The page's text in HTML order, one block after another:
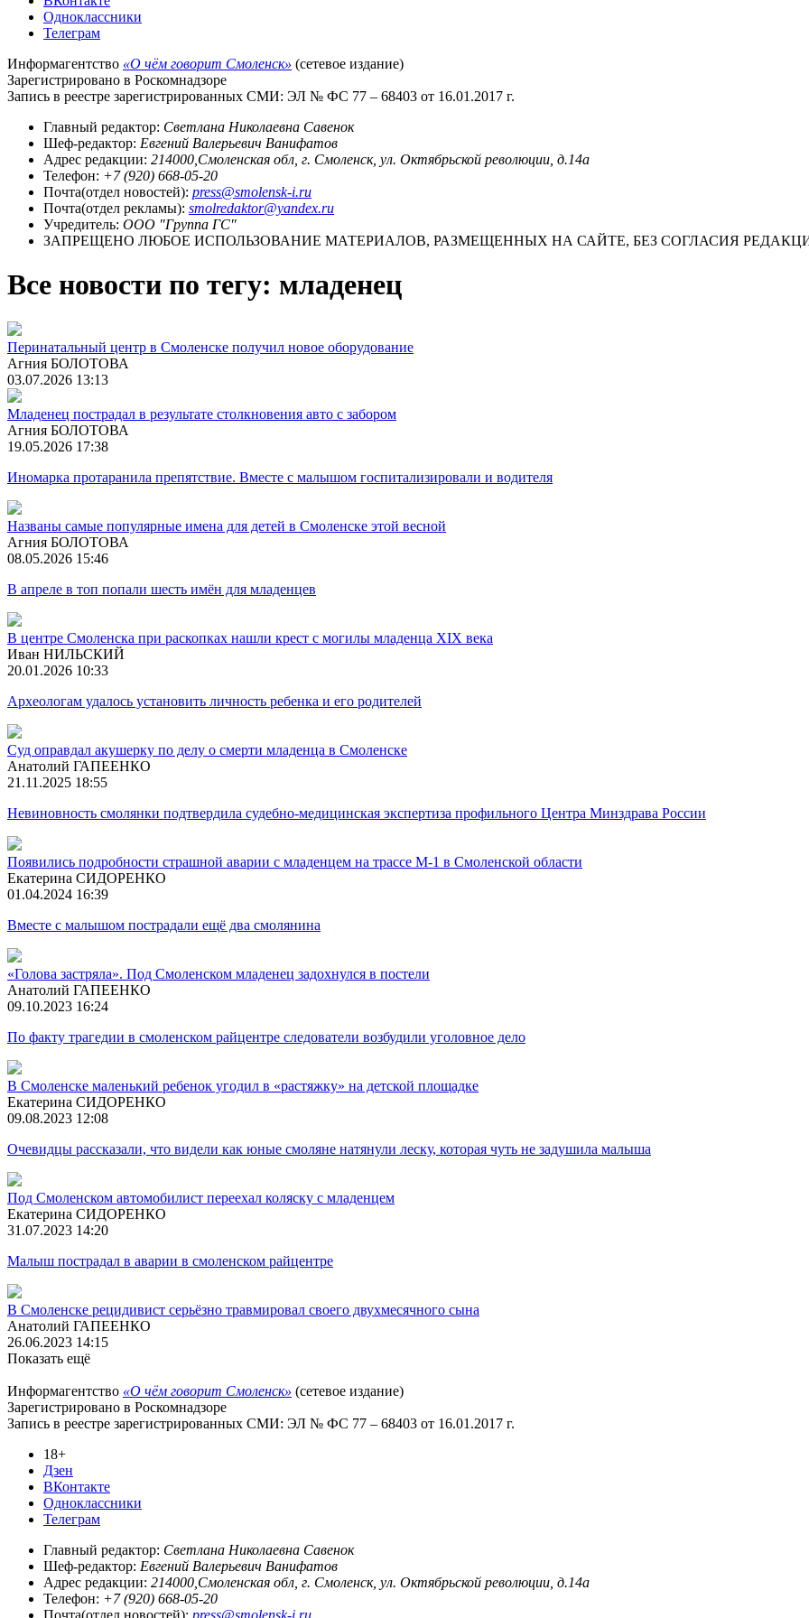
Одноклассники
Телеграм
Информагентство «О чём говорит Смоленск» (сетевое издание)
Зарегистрировано в Роскомнадзоре
Запись в реестре зарегистрированных СМИ: ЭЛ № ФС 77 – 68403 от 16.01.2017 г.
Главный редактор: Светлана Николаевна Савенок
Шеф-редактор: Евгений Валерьевич Ванифатов
Адрес редакции: 214000,Смоленская обл, г. Смоленск, ул. Октябрьской революции, д.14а
Телефон: +7 (920) 668-05-20
Почта(отдел новостей): press@smolensk-i.ru
Почта(отдел рекламы): smolredaktor@yandex.ru
Учредитель: ООО "Группа ГС"
ЗАПРЕЩЕНО ЛЮБОЕ ИСПОЛЬЗОВАНИЕ МАТЕРИАЛОВ, РАЗМЕЩЕННЫХ НА САЙТЕ, БЕЗ СОГЛАСИЯ
Все новости по тегу: младенец
Перинатальный центр в Смоленске получил новое оборудование
Агния БОЛОТОВА
03.07.2026 13:13
Младенец пострадал в результате столкновения авто с забором
Агния БОЛОТОВА
19.05.2026 17:38
Иномарка протаранила препятствие. Вместе с малышом госпитализировали и водителя
Названы самые популярные имена для детей в Смоленске этой весной
Агния БОЛОТОВА
08.05.2026 15:46
В апреле в топ попали шесть имён для младенцев
В центре Смоленска при раскопках нашли крест с могилы младенца XIX века
Иван НИЛЬСКИЙ
20.01.2026 10:33
Археологам удалось установить личность ребенка и его родителей
Суд оправдал акушерку по делу о смерти младенца в Смоленске
Анатолий ГАПЕЕНКО
21.11.2025 18:55
Невиновность смолянки подтвердила судебно-медицинская экспертиза профильного Центра Минздрава России
Появились подробности страшной аварии с младенцем на трассе М-1 в Смоленской области
Екатерина СИДОРЕНКО
01.04.2024 16:39
Вместе с малышом пострадали ещё два смолянина
«Голова застряла». Под Смоленском младенец задохнулся в постели
Анатолий ГАПЕЕНКО
09.10.2023 16:24
По факту трагедии в смоленском райцентре следователи возбудили уголовное дело
В Смоленске маленький ребенок угодил в «растяжку» на детской площадке
Екатерина СИДОРЕНКО
09.08.2023 12:08
Очевидцы рассказали, что видели как юные смоляне натянули леску, которая чуть не задушила малыша
Под Смоленском автомобилист переехал коляску с младенцем
Екатерина СИДОРЕНКО
31.07.2023 14:20
Малыш пострадал в аварии в смоленском райцентре
В Смоленске рецидивист серьёзно травмировал своего двухмесячного сына
Анатолий ГАПЕЕНКО
26.06.2023 14:15
Показать ещё
Информагентство «О чём говорит Смоленск» (сетевое издание)
Зарегистрировано в Роскомнадзоре
Запись в реестре зарегистрированных СМИ: ЭЛ № ФС 77 – 68403 от 16.01.2017 г.
18+
Дзен
ВКонтакте
Одноклассники
Телеграм
Главный редактор: Светлана Николаевна Савенок
Шеф-редактор: Евгений Валерьевич Ванифатов
Адрес редакции: 214000,Смоленская обл, г. Смоленск, ул. Октябрьской революции, д.14а
Телефон: +7 (920) 668-05-20
Почта(отдел новостей): press@smolensk-i.ru